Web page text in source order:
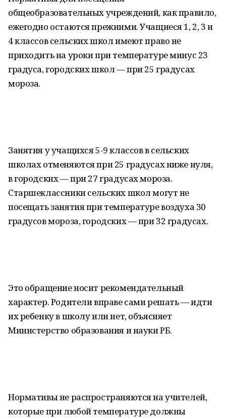
общеобразовательных учреждений, как правило,
ежегодно остаются прежними. Учащиеся 1, 2, 3 и
4 классов сельских школ имеют право не
приходить на уроки при температуре минус 23
градуса, городских школ — при 25 градусах
мороза.
Занятия у учащихся 5-9 классов в сельских
школах отменяются при 25 градусах ниже нуля,
в городских — при 27 градусах мороза.
Старшеклассники сельских школ могут не
посещать занятия при температуре воздуха 30
градусов мороза, городских — при 32 градусах.
Это обращение носит рекомендательный
характер. Родители вправе сами решать — идти
их ребенку в школу или нет, объясняет
Министерство образования и науки РБ.
Нормативы не распространяются на учителей,
которые при любой температуре должны